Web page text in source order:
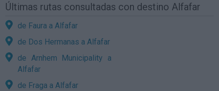
Últimas rutas consultadas con destino Alfafar
de Faura a Alfafar
de Dos Hermanas a Alfafar
de Arnhem Municipality a
Alfafar
de Fraga a Alfafar